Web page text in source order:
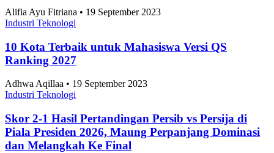
Alifia Ayu Fitriana • 19 September 2023
Industri Teknologi
10 Kota Terbaik untuk Mahasiswa Versi QS
Ranking 2027
Adhwa Aqillaa • 19 September 2023
Industri Teknologi
Skor 2-1 Hasil Pertandingan Persib vs Persija di
Piala Presiden 2026, Maung Perpanjang Dominasi
dan Melangkah Ke Final